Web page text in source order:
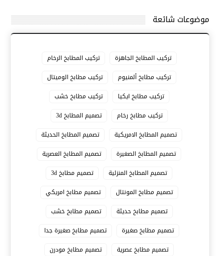
موضوعات شائعة
تركيب المطابخ الجاهزة
تركيب المطابخ الرخام
تركيب مطابخ ألمنيوم
تركيب مطابخ الوميتال
تركيب مطابخ ايكيا
تركيب مطابخ خشب
تركيب مطابخ رخام
تصميم المطابخ 3d
تصميم المطابخ الامريكية
تصميم المطابخ الحديثة
تصميم المطابخ الصغيرة
تصميم المطابخ العصرية
تصميم المطابخ المنزلية
تصميم مطابخ 3d
تصميم مطابخ المونتال
تصميم مطابخ امريكي
تصميم مطابخ حديثة
تصميم مطابخ خشب
تصميم مطابخ صغيرة
تصميم مطابخ صغيرة جدا
تصميم مطابخ عصرية
تصميم مطابخ مودرن